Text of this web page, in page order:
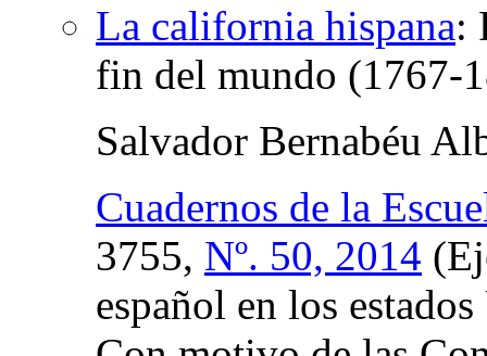
La california hispana:
fin del mundo (1767-
Salvador Bernabéu
Cuadernos de la
3755, Nº. 50, 2014
español en los